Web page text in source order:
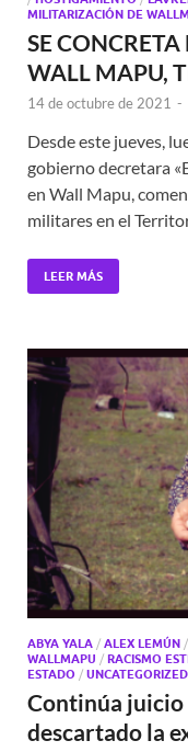
MILITARIZACIÓN DE
SE
WALL MAPU,
14 de octubre de 2021 -
Desde este jueves,
gobierno decretara
en Wall Mapu,
militares en el
LEER MÁS
ABYA YALA / ALEX LEMÚN /
WALLMAPU / RACISMO
ESTADO / UNCATEGORIZED
Continúa juicio
descartado la